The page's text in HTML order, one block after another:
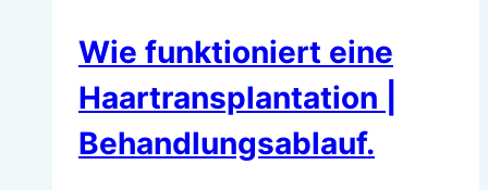
Wie funktioniert eine
Haartransplantation |
Behandlungsablauf.